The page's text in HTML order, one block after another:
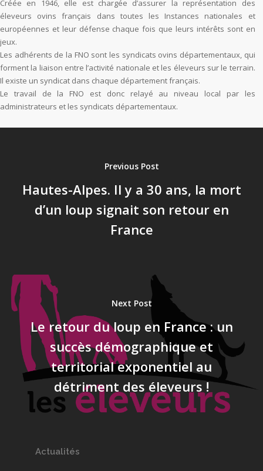
Créée en 1946, elle est chargée d’assurer la représentation des
éleveurs ovins français dans toutes les Instances nationales et
européennes et leur défense chaque fois que leurs intérêts sont en
jeux.
Les adhérents de la FNO sont les syndicats ovins départementaux, qui
forment la liaison entre l’activité nationale et les éleveurs sur le terrain.
Il existe un syndicat dans chaque département français.
Le travail de la FNO est donc relayé au niveau local par les
administrateurs et les syndicats départementaux.
Previous Post
Hautes-Alpes. Il y a 30 ans, la mort
d’un loup signait son retour en
France
Next Post
Le retour du loup en France : un
succès démographique et
territorial exponentiel au
détriment des éleveurs !
Actualités